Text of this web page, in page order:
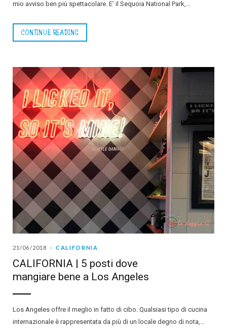
mio avviso ben più spettacolare. E’ il Sequoia National Park,…
CONTINUE READING
21/06/2018 CALIFORNIA
CALIFORNIA | 5 posti dove
mangiare bene a Los Angeles
Los Angeles offre il meglio in fatto di cibo. Qualsiasi tipo di cucina
internazionale è rappresentata da più di un locale degno di nota,…